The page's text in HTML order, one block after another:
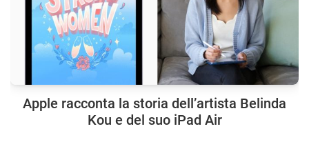
Apple racconta la storia dell’artista Belinda
Kou e del suo iPad Air